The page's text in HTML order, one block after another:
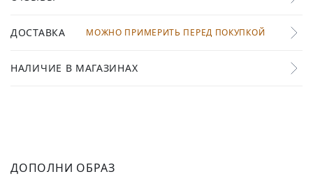
ДОСТАВКА МОЖНО ПРИМЕРИТЬ ПЕРЕД ПОКУПКОЙ
НАЛИЧИЕ В МАГАЗИНАХ
ДОПОЛНИ ОБРАЗ